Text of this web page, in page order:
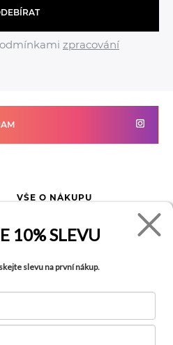
zpracování
VŠE O NÁKUPU
Jak reklamovat zboží
Tabulka velikostí
Recyklace
10% SLEVU
slevu na první nákup.